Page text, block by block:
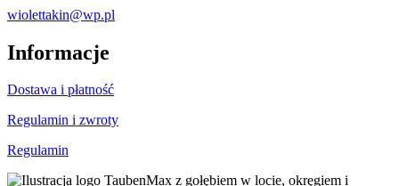
wiolettakin@wp.pl
Informacje
Dostawa i płatność
Regulamin i zwroty
Regulamin